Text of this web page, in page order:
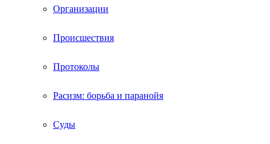
Организации
Происшествия
Протоколы
Расизм: борьба и паранойя
Суды